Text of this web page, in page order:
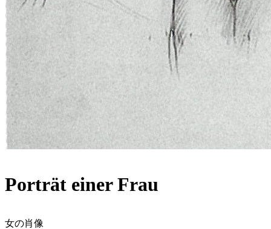
Porträt einer Frau
女の肖像